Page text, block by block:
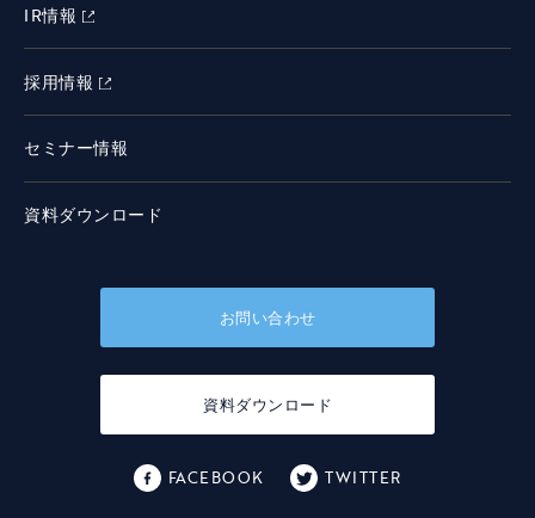
IR情報
採用情報
セミナー情報
資料ダウンロード
お問い合わせ
資料ダウンロード
FACEBOOK TWITTER